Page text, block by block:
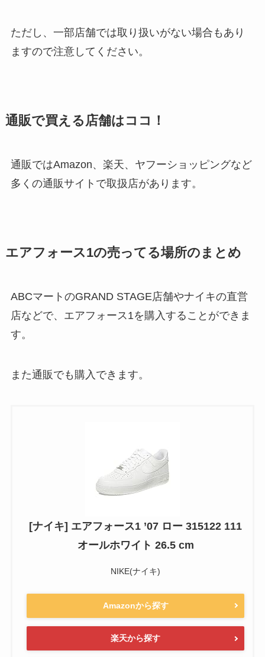
ただし、一部店舗では取り扱いがない場合もあり
ますので注意してください。
通販で買える店舗はココ！
通販ではAmazon、楽天、ヤフーショッピングなど
多くの通販サイトで取扱店があります。
エアフォース1の売ってる場所のまとめ
ABCマートのGRAND STAGE店舗やナイキの直営
店などで、エアフォース1を購入することができま
す。
また通販でも購入できます。
[ナイキ] エアフォース1 ’07 ロー 315122 111
オールホワイト 26.5 cm
NIKE(ナイキ)
Amazonから探す
楽天から探す